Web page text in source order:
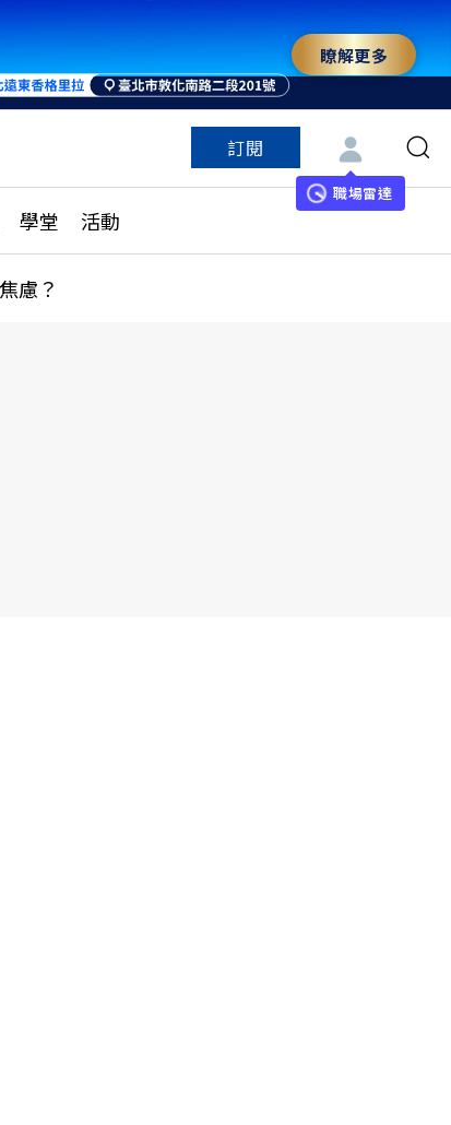
瞭解更多
訂閱
職場雷達
學堂 活動
方案
特色頻道
慮？